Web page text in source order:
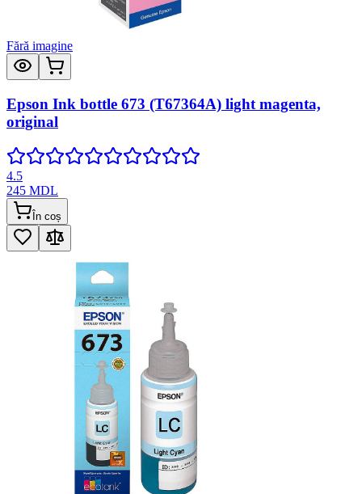
Fără imagine
Epson Ink bottle 673 (T67364A) light magenta,
original
4.5
245 MDL
În coș